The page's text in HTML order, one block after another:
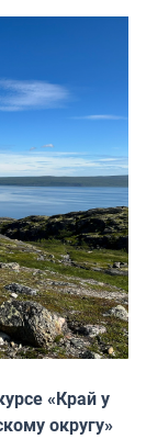
«Край у
округу»